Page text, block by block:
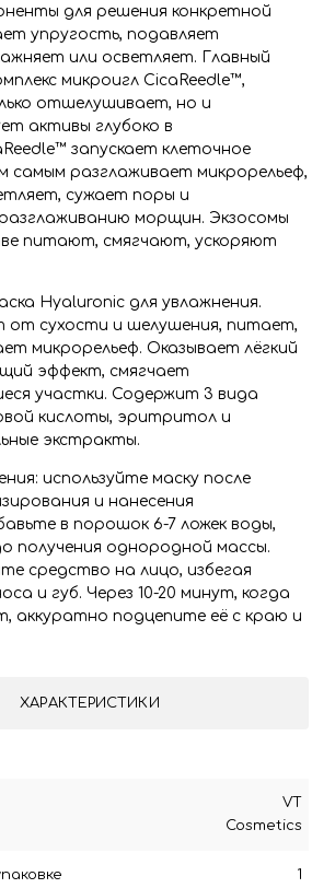
для решения конкретной
упругость, подавляет
или осветляет. Главный
микроигл CicaReedle™,
отшелушивает, но и
активы глубоко в
запускает клеточное
самым разглаживает микрорельеф,
сужает поры и
морщин. Экзосомы
питают, смягчают, ускоряют
Hyaluronic для увлажнения.
от сухости и шелушения, питает,
микрорельеф. Оказывает лёгкий
эффект, смягчает
участки. Содержит 3 вида
кислоты, эритритол и
экстракты.
используйте маску после
и нанесения
в порошок 6-7 ложек воды,
получения однородной массы.
средство на лицо, избегая
и губ. Через 10-20 минут, когда
аккуратно подцепите её с краю и
ХАРАКТЕРИСТИКИ
VT
Cosmetics
1